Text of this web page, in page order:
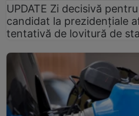
UPDATE Zi decisivă
candidat la prezidențiale
tentativă de lovitură de